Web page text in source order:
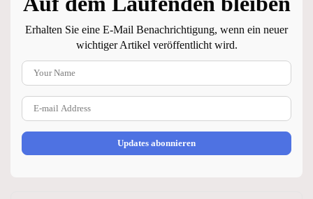
Erhalten Sie eine E-Mail Benachrichtigung, wenn ein neuer
wichtiger Artikel veröffentlicht wird.
Updates abonnieren